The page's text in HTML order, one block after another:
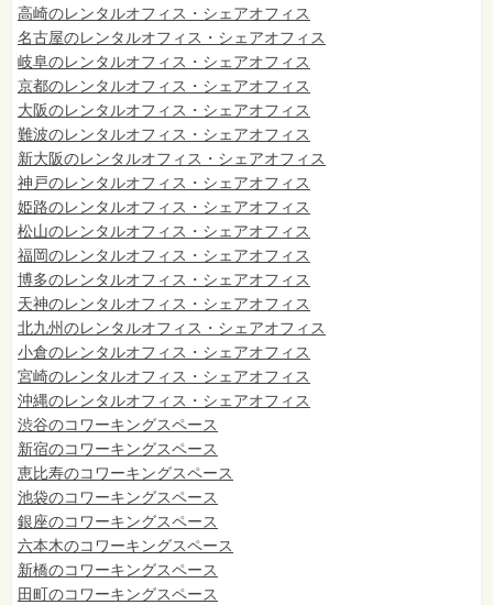
高崎のレンタルオフィス・シェアオフィス
名古屋のレンタルオフィス・シェアオフィス
岐阜のレンタルオフィス・シェアオフィス
京都のレンタルオフィス・シェアオフィス
大阪のレンタルオフィス・シェアオフィス
難波のレンタルオフィス・シェアオフィス
新大阪のレンタルオフィス・シェアオフィス
神戸のレンタルオフィス・シェアオフィス
姫路のレンタルオフィス・シェアオフィス
松山のレンタルオフィス・シェアオフィス
福岡のレンタルオフィス・シェアオフィス
博多のレンタルオフィス・シェアオフィス
天神のレンタルオフィス・シェアオフィス
北九州のレンタルオフィス・シェアオフィス
小倉のレンタルオフィス・シェアオフィス
宮崎のレンタルオフィス・シェアオフィス
沖縄のレンタルオフィス・シェアオフィス
渋谷のコワーキングスペース
新宿のコワーキングスペース
恵比寿のコワーキングスペース
池袋のコワーキングスペース
銀座のコワーキングスペース
六本木のコワーキングスペース
新橋のコワーキングスペース
田町のコワーキングスペース